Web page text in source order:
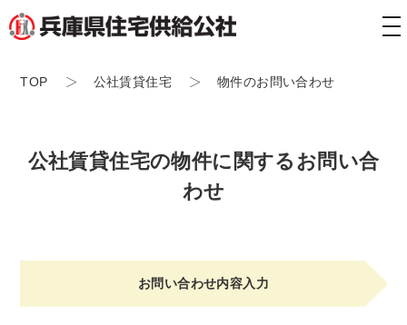
TOP 公社賃貸住宅 物件のお問い合わせ
公社賃貸住宅の物件に関するお問い合
わせ
お問い合わせ内容入力